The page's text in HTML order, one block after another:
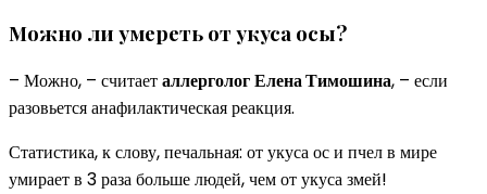
Можно ли умереть от укуса осы?
– Можно, – считаеталлергологЕлена Тимошина, – если
разовьется анафилактическая реакция.
Статистика, к слову, печальная: от укуса ос и пчел в мире
умирает в 3 раза больше людей, чем от укуса змей!